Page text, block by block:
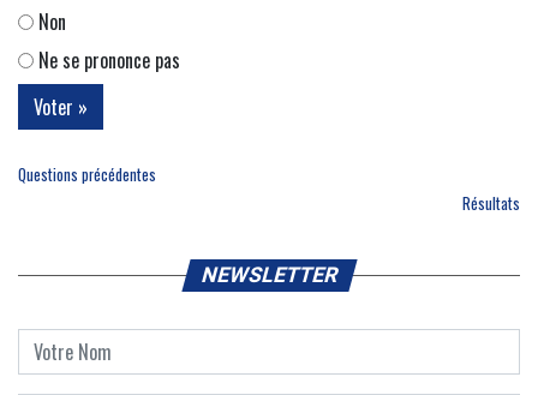
Non
Ne se prononce pas
Questions précédentes
Résultats
NEWSLETTER